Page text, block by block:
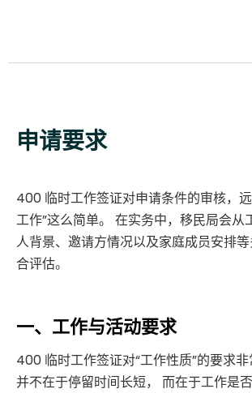
申请要求
400 临时工作签证对申请条件的审核，
工作”这么简单。 在实务中，移民局会从
人背景、邀请方情况以及家庭成员安排
合评估。
一、工作与活动要求
400 临时工作签证对“工作性质”的要求
并不在于停留时间长短， 而在于工作是